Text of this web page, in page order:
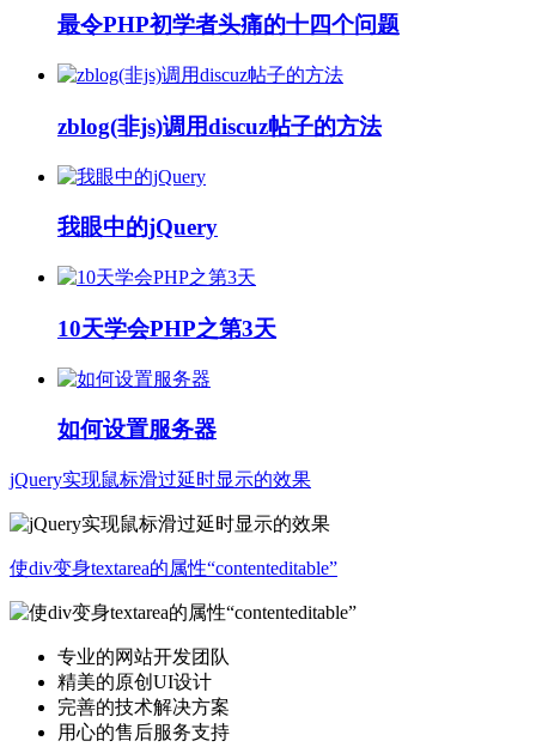
最令PHP初学者头痛的十四个问题
zblog(非js)调用discuz帖子的方法
我眼中的jQuery
10天学会PHP之第3天
如何设置服务器
jQuery实现鼠标滑过延时显示的效果
使div变身textarea的属性“contenteditable”
专业的网站开发团队
精美的原创UI设计
完善的技术解决方案
用心的售后服务支持